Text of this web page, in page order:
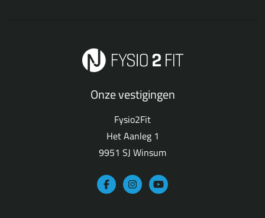
Onze vestigingen
Fysio2Fit
Het Aanleg 1
9951 SJ Winsum